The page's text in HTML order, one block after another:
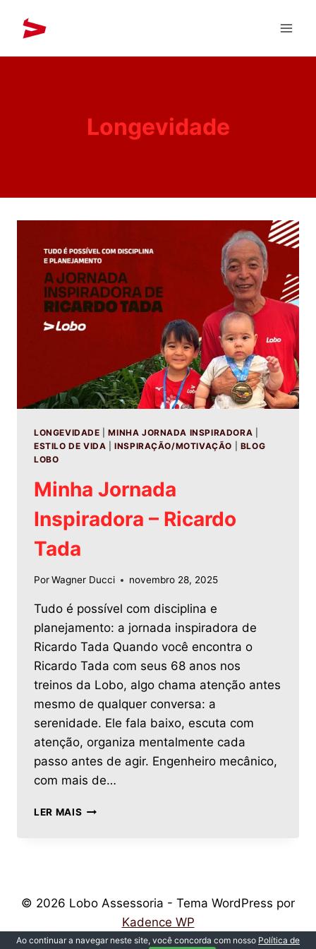
Longevidade
LONGEVIDADE |MINHA JORNADA INSPIRADORA
ESTILO DE VIDA |INSPIRAÇÃO/MOTIVAÇÃO
BLOG
LOBO
Minha Jornada
Inspiradora – Ricardo
Tada
PorWagner Ducci novembro 28, 2025
Tudo é possível com disciplina e
planejamento: a jornada inspiradora de
Ricardo Tada Quando você encontra o
Ricardo Tada com seus 68 anos nos
treinos da Lobo, algo chama atenção antes
mesmo de qualquer conversa: a
serenidade. Ele fala baixo, escuta com
atenção, organiza mentalmente cada
passo antes de agir. Engenheiro mecânico,
com mais de…
LER MAIS
© 2026 Lobo Assessoria - Tema WordPress por
Kadence WP
Ao continuar a navegar neste site, você concorda com nosso Política de